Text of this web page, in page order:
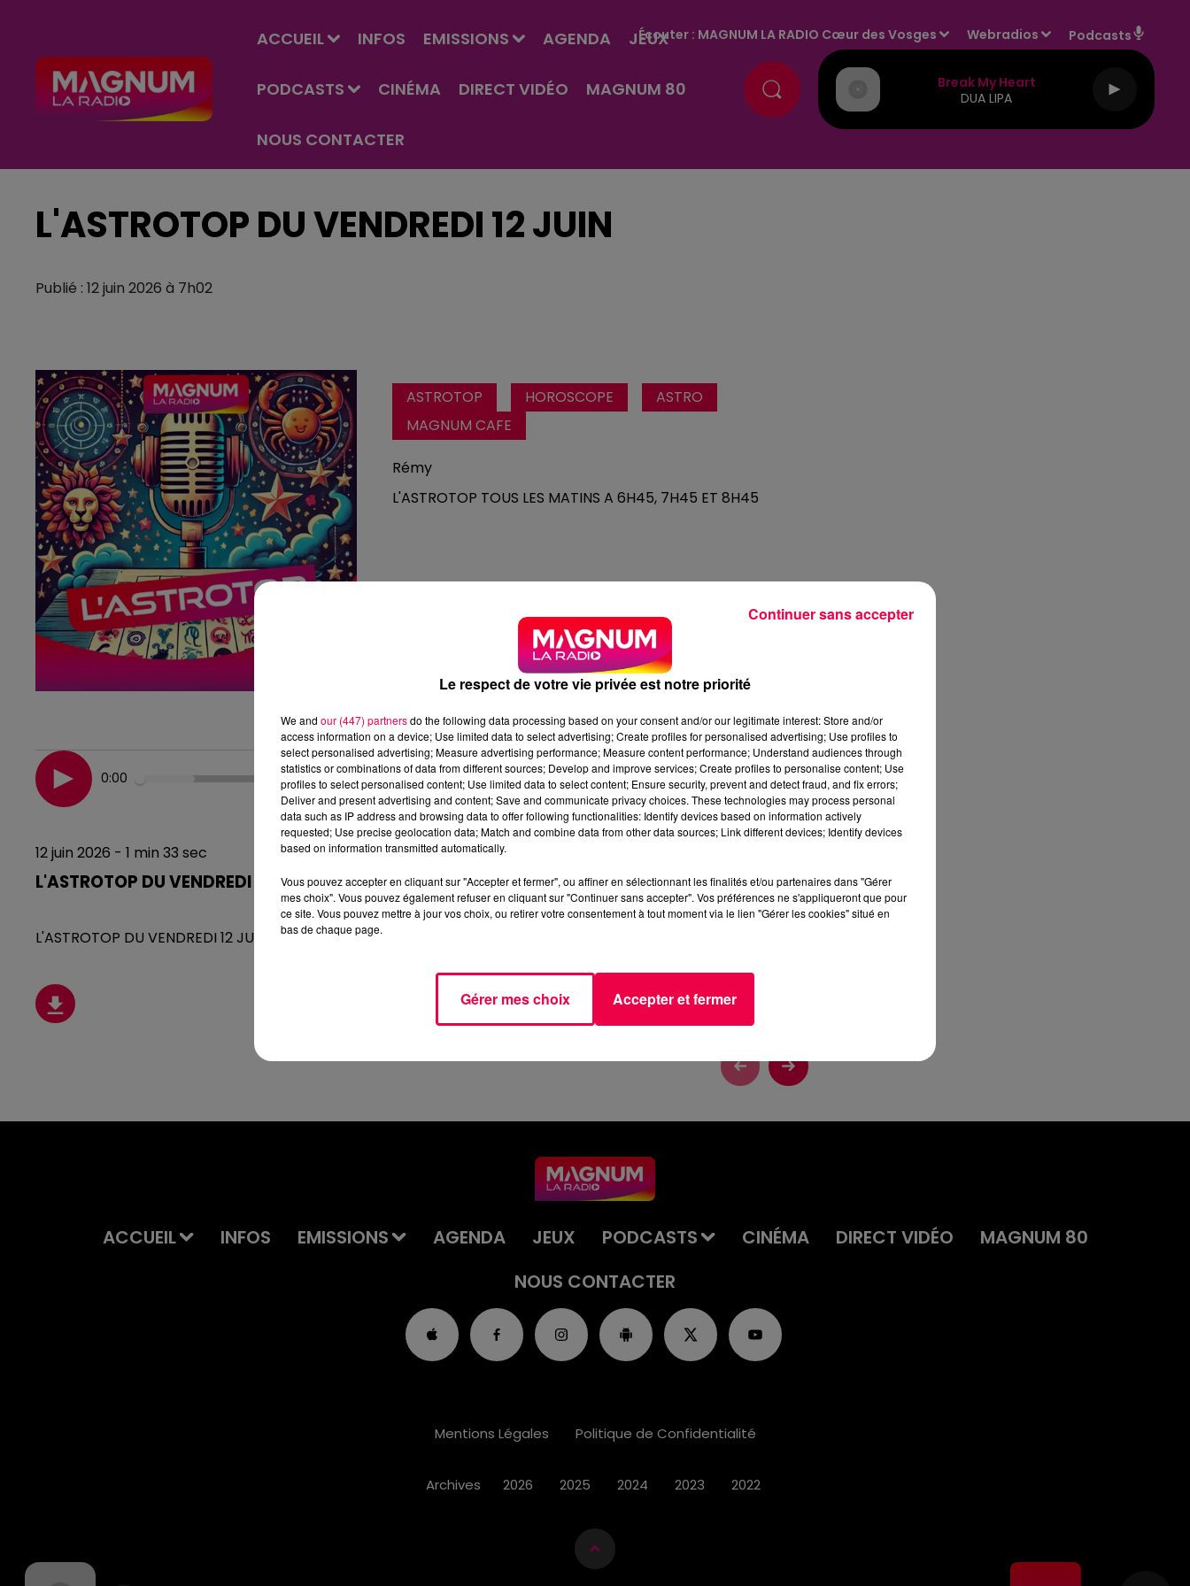
ACCUEIL INFOS EMISSIONS AGENDA JEUX
PODCASTS CINÉMA DIRECT VIDÉO MAGNUM 80
NOUS CONTACTER
Écouter : MAGNUM LA RADIO Cœur des Vosges Webradios Podcasts
Break My Heart
DUA LIPA
L'ASTROTOP DU VENDREDI 12 JUIN
Publié : 12 juin 2026 à 7h02
ASTROTOP HOROSCOPE
ASTRO
MAGNUM CAFE
Rémy
L'ASTROTOP TOUS LES MATINS A 6H45, 7H45 ET 8H45
0:00 1 min 33 sec
12 juin 2026 - 1 min 33 sec
L'ASTROTOP DU VENDREDI 12 JUIN
L'ASTROTOP DU VENDREDI 12 JUIN
ACCUEIL INFOS EMISSIONS AGENDA JEUX PODCASTS CINÉMA DIRECT VIDÉO
MAGNUM 80
NOUS CONTACTER
Mentions Légales Politique de Confidentialité
Archives 2026 2025 2024 2023 2022
Le respect de votre vie privée est notre priorité
We and our (447) partnersdo the following data processing based on your consent and/or our legitimate interest: Store and/or
access information on a device; Use limited data to select advertising; Create profiles for personalised advertising; Use profiles to
select personalised advertising; Measure advertising performance; Measure content performance; Understand audiences through
statistics or combinations of data from different sources; Develop and improve services; Create profiles to personalise content; Use
profiles to select personalised content; Use limited data to select content; Ensure security, prevent and detect fraud, and fix errors;
Deliver and present advertising and content; Save and communicate privacy choices. These technologies may process personal
data such as IP address and browsing data to offer following functionalities: Identify devices based on information actively
requested; Use precise geolocation data; Match and combine data from other data sources; Link different devices; Identify devices
based on information transmitted automatically.
Vous pouvez accepter en cliquant sur "Accepter et fermer", ou affiner en sélectionnant les finalités et/ou partenaires dans "Gérer
mes choix". Vous pouvez également refuser en cliquant sur "Continuer sans accepter". Vos préférences ne s'appliqueront que pour
ce site. Vous pouvez mettre à jour vos choix, ou retirer votre consentement à tout moment via le lien "Gérer les cookies" situé en
bas de chaque page.
Gérer mes choix Accepter et fermer
Continuer sans accepter